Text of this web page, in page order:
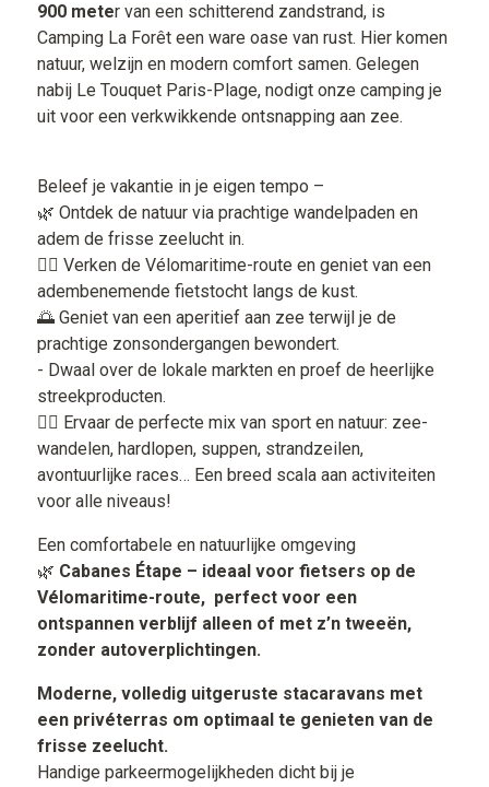
900 meter van een schitterend zandstrand, is
Camping La Forêt een ware oase van rust. Hier komen
natuur, welzijn en modern comfort samen. Gelegen
nabij Le Touquet Paris-Plage, nodigt onze camping je
uit voor een verkwikkende ontsnapping aan zee.
Beleef je vakantie in je eigen tempo –
🌿 Ontdek de natuur via prachtige wandelpaden en
adem de frisse zeelucht in.
🚴‍♂️ Verken de Vélomaritime-route en geniet van een
adembenemende fietstocht langs de kust.
🌅 Geniet van een aperitief aan zee terwijl je de
prachtige zonsondergangen bewondert.
- Dwaal over de lokale markten en proef de heerlijke
streekproducten.
🏄‍♂️ Ervaar de perfecte mix van sport en natuur: zee-
wandelen, hardlopen, suppen, strandzeilen,
avontuurlijke races… Een breed scala aan activiteiten
voor alle niveaus!
Een comfortabele en natuurlijke omgeving
🌿 Cabanes Étape – ideaal voor fietsers op de
Vélomaritime-route, perfect voor een
ontspannen verblijf alleen of met z’n tweeën,
zonder autoverplichtingen.
Moderne, volledig uitgeruste stacaravans met
een privéterras om optimaal te genieten van de
frisse zeelucht.
Handige parkeermogelijkheden dicht bij je